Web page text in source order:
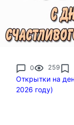
0 259
Открытки на
2026 году)